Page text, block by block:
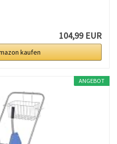
104,99 EUR
kaufen
ANGEBOT